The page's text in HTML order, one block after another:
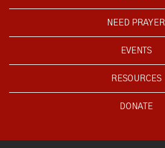
NEED PRAYER
EVENTS
RESOURCES
DONATE